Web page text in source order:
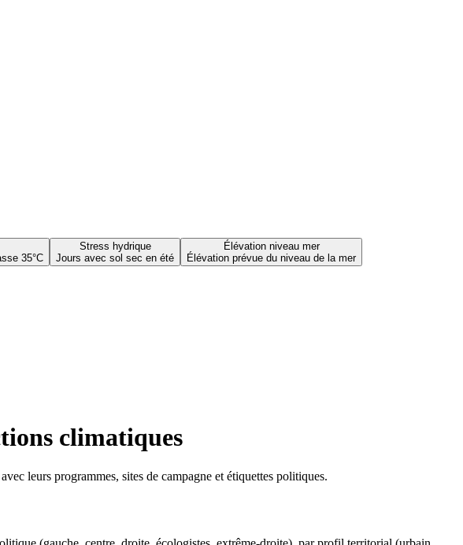
35°C
Stress hydrique
Jours avec sol sec en été
Élévation niveau mer
Élévation prévue du niveau de la mer
climatiques
leurs programmes, sites de campagne et étiquettes politiques.